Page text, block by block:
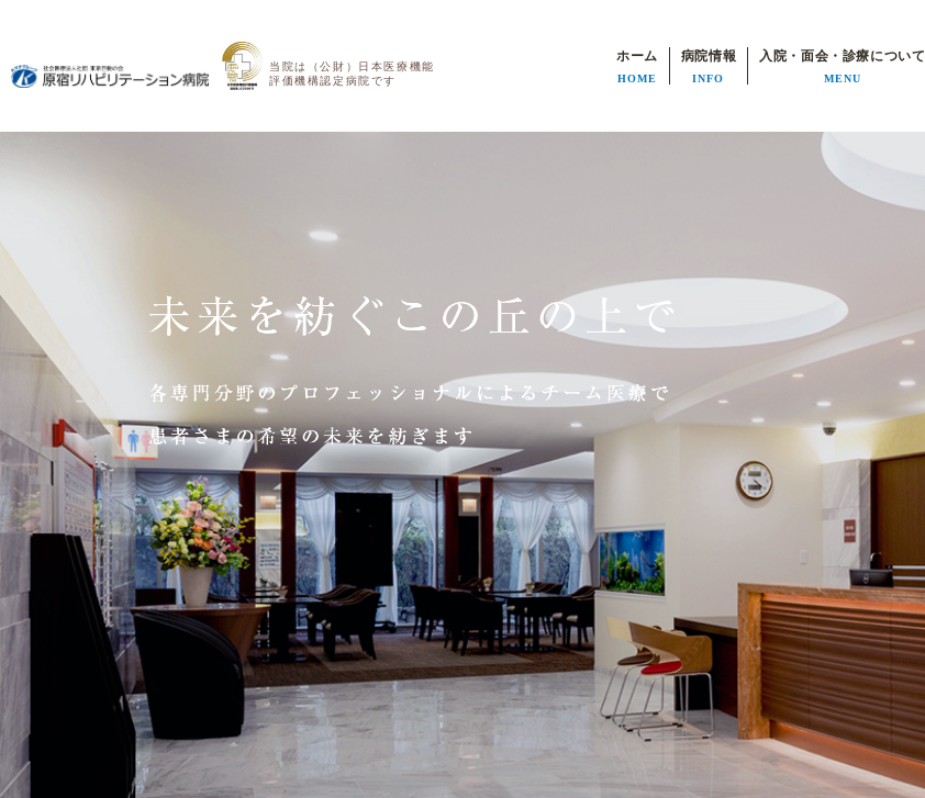
当院は（公財）日本医療機能
評価機構認定病院です
ホーム
HOME
病院情報
INFO
個人情報の利用目的
病院施設基準
機能評価の認定
医療安全管理部門
病院のご案内・アクセス
回復期リハビリ
テーション病棟とは
実績・臨床指標
患者アンケート結果につ
いて
入院・面会・診療について
MENU
部門について
入退院支援センター
生活期リハビリ
見学について
特別室のご案内
よくあるご質問